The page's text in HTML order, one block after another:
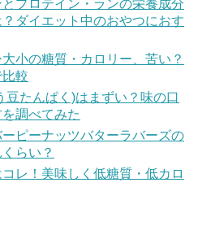
プロテイン・ランの栄養成分
ダイエット中のおやつにおす
小の糖質・カロリー、苦い？
較
豆たんぱく)はまずい？味の口
調べてみた
ピーナッツバターラバーズの
らい？
レ！美味しく低糖質・低カロ